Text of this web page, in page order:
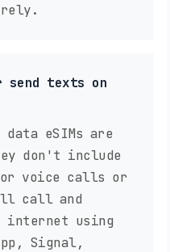
send texts on
data eSIMs are
don't include
for voice calls or
call and
internet using
Signal,